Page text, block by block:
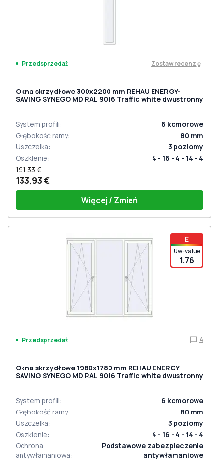
Przedsprzedaż Zostaw recenzję
Okna skrzydłowe 300x2200 mm REHAU ENERGY-
SAVING SYNEGO MD RAL 9016 Traffic white dwustronny
System profili: 6 komorowe
Głębokość ramy: 80 mm
Uszczelka: 3 poziomy
Oszklenie:
4 - 16 - 4 - 14 - 4
191,33 €
133,93 €
Więcej / Zmień
E
Uw-value
1.76
Przedsprzedaż 4
Okna skrzydłowe 1980x1780 mm REHAU ENERGY-
SAVING SYNEGO MD RAL 9016 Traffic white dwustronny
System profili: 6 komorowe
Głębokość ramy: 80 mm
Uszczelka: 3 poziomy
Oszklenie:
4 - 16 - 4 - 14 - 4
Ochrona
antywłamaniowa:
Podstawowe zabezpieczenie
antywłamaniowe